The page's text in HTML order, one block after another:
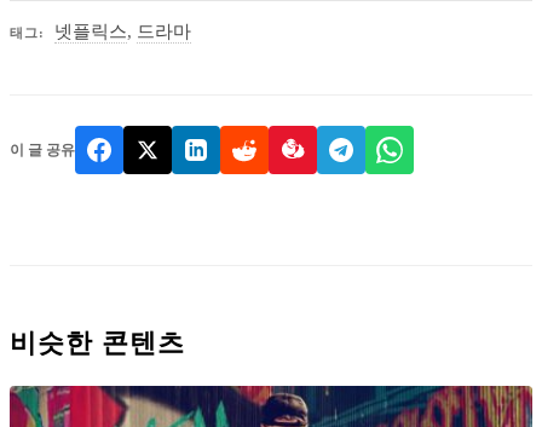
태그: 넷플릭스, 드라마
이 글 공유
비슷한 콘텐츠